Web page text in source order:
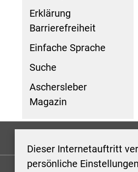
Dieser Internetauftritt
persönliche
Erklärung
Barrierefreiheit
Einfache Sprache
Suche
Aschersleber
Magazin